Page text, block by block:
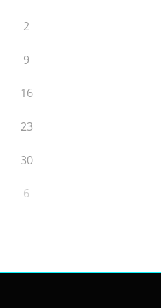
2
9
16
23
30
6